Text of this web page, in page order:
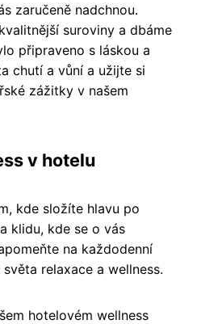
zaručeně nadchnou.
suroviny a dbáme
připraveno s láskou a
chutí a vůní a užijte si
zážitky v našem
v hotelu
kde složíte hlavu po
klidu, kde se o vás
na každodenní
relaxace a wellness.
hotelovém wellness